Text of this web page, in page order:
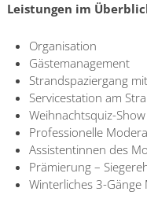
Leistungen im
Organisation
Gästemanagement
Strandspaziergang
Servicestation am
Weihnachtsquiz-Show
Professionelle
Assistentinnen des
Prämierung –
Winterliches 3-